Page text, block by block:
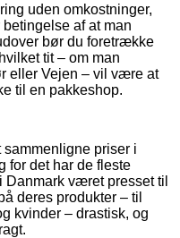
uden omkostninger,
af at man
bør du foretrække
tit – om man
eller Vejen – vil være at
til en pakkeshop.
sammenligne priser i
for det har de fleste
Danmark været presset til
deres produkter – til
kvinder – drastisk, og